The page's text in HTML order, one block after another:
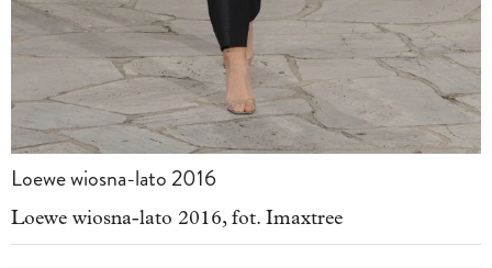
Loewe wiosna-lato 2016
Loewe wiosna-lato 2016, fot. Imaxtree